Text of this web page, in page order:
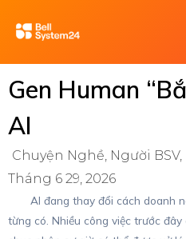
Gen Human
AI
Chuyện Nghề, Người BSV,
Tháng 6 29, 2026
AI đang thay đổi cách doanh
từng có. Nhiều công việc trước